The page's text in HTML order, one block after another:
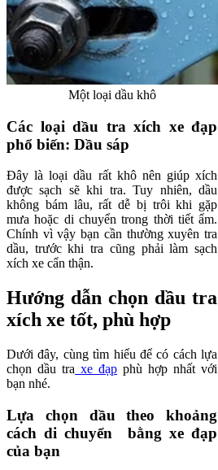
Một loại dầu khô
Các loại dầu tra xích xe đạp
phổ biến: Dầu sáp
Đây là loại dầu rất khô nên giúp xích
được sạch sẽ khi tra. Tuy nhiên, dầu
không bám lâu, rất dễ bị trôi khi gặp
mưa hoặc di chuyển trong thời tiết ẩm.
Chính vì vậy bạn cần thường xuyên tra
dầu, trước khi tra cũng phải làm sạch
xích xe cẩn thận.
Hướng dẫn chọn dầu tra
xích xe tốt, phù hợp
Dưới đây, cùng tìm hiểu để có cách lựa
chọn dầu tra xe đạp phù hợp nhất với
bạn nhé.
Lựa chọn dầu theo khoảng
cách di chuyển bằng xe đạp
của bạn